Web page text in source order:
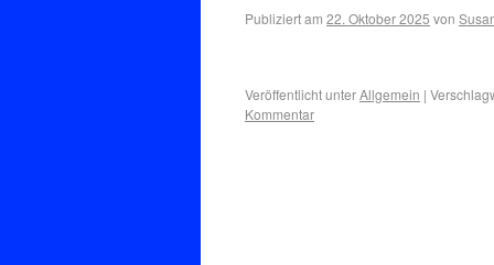
Publiziert am 22. Oktober 2025 von
Veröffentlicht unterAllgemein |
Kommentar